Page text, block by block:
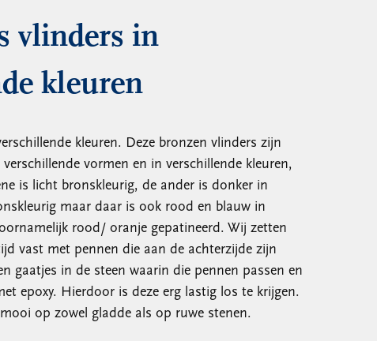
vlinders in
kleuren
kleuren. Deze bronzen vlinders zijn
vormen en in verschillende kleuren,
is licht bronskleurig, de ander is donker in
maar daar is ook rood en blauw in
rood/ oranje gepatineerd. Wij zetten
vast met pennen die aan de achterzijde zijn
gaatjes in de steen waarin die pennen passen en
epoxy. Hierdoor is deze erg lastig los te krijgen.
op zowel gladde als op ruwe stenen.